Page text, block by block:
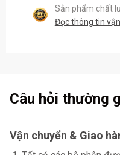
Sản phẩm chất
Đọc thông tin
Câu hỏi thường
Vận chuyển & Giao